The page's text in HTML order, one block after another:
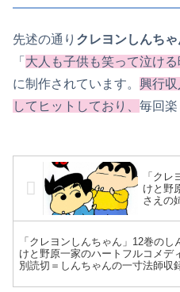
先述の通り クレヨンしんちゃ
「 大人も子供も笑って泣け
に制作されています。 興行
してヒットしており、 毎回
「ク
けと野
さえの
敗…北
に見え
「クレヨンしんちゃん」12巻のし
けと野原一家のハートフルコメデ
別読切＝しんちゃんの一寸法師収
で野原一家大騒ぎ～